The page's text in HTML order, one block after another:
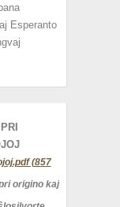
Esperanto
(857
origino kaj